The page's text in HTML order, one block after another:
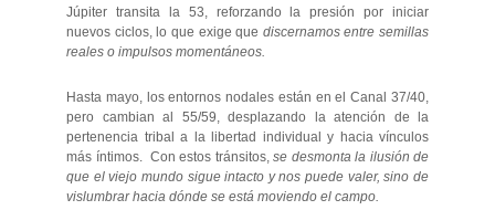
Júpiter transita la 53, reforzando la presión por iniciar
nuevos ciclos, lo que exige que discernamos entre semillas
reales o impulsos momentáneos.
Hasta mayo, los entornos nodales están en el Canal 37/40,
pero cambian al 55/59, desplazando la atención de la
pertenencia tribal a la libertad individual y hacia vínculos
más íntimos. Con estos tránsitos, se desmonta la ilusión de
que el viejo mundo sigue intacto y nos puede valer, sino de
vislumbrar hacia dónde se está moviendo el campo.